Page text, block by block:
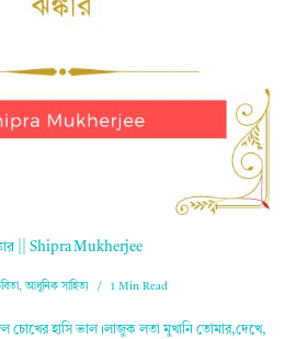
|| Shipra Mukherjee
,আধুনিক সাহিত্য 1 Min Read
হাসি ভাল।লাজুক লতা মুখানি তোমার,দেখে,